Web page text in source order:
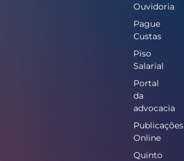
Ouvidoria
Pague
Custas
Piso
Salarial
Portal
da
advocacia
Publicações
Online
Quinto